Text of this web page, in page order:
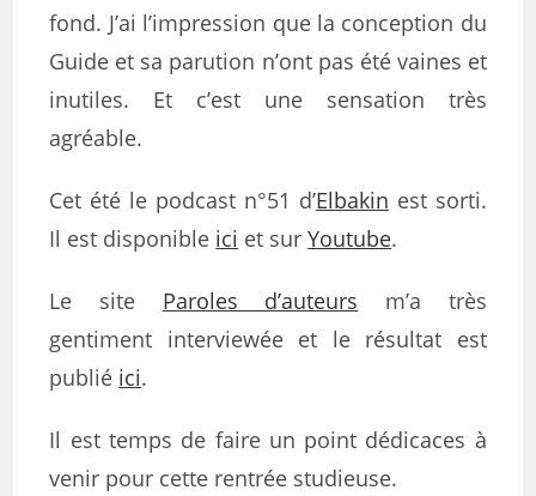
fond. J’ai l’impression que la conception du
Guide et sa parution n’ont pas été vaines et
inutiles. Et c’est une sensation très
agréable.
Cet été le podcast n°51 d’Elbakin est sorti.
Il est disponible ici et surYoutube.
Le site Paroles d’auteurs m’a très
gentiment interviewée et le résultat est
publié ici.
Il est temps de faire un point dédicaces à
venir pour cette rentrée studieuse.